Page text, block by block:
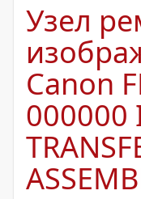
Узел
Canon
000000